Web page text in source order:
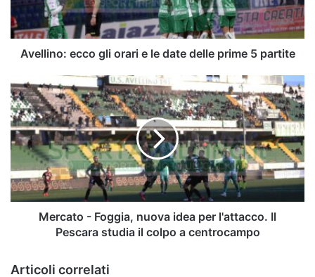
date
delle
prime
Avellino: ecco gli orari e le date delle prime 5 partite
Mercato
-
Foggia,
nuova
idea
per
l'attacco.
Il
Pescara
centrocampo
Mercato - Foggia, nuova idea per l'attacco. Il
Pescara studia il colpo a centrocampo
Articoli correlati